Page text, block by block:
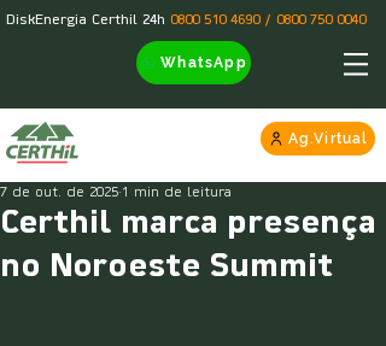
DiskEnergia Certhil 24h 0800 510 4690/ 0800 750 0040
WhatsApp
Ag.Virtual
Certhil marca presença
no Noroeste Summit
7 de out. de 2025 1 min de leitura